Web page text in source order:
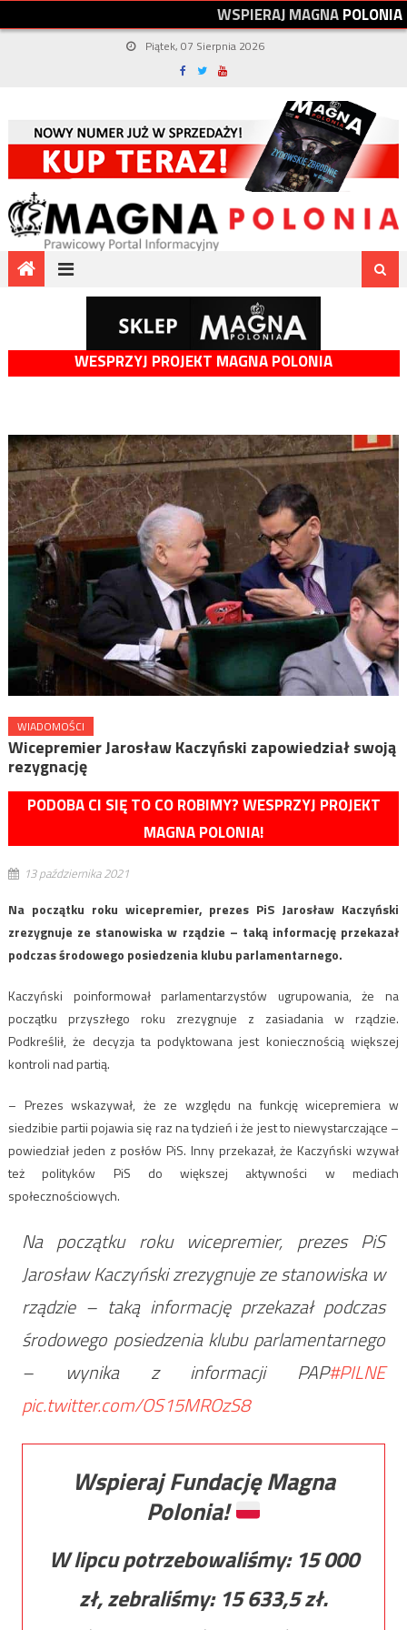
WSPIERAJMAGNAPOLONIA
Piątek, 07 Sierpnia 2026
WESPRZYJ PROJEKT MAGNA POLONIA
WIADOMOŚCI
Wicepremier Jarosław Kaczyński zapowiedział swoją
rezygnację
PODOBA CI SIĘ TO CO ROBIMY? WESPRZYJ PROJEKT
MAGNA POLONIA!
13 października 2021
Na początku roku wicepremier, prezes PiS Jarosław Kaczyński
zrezygnuje ze stanowiska w rządzie – taką informację przekazał
podczas środowego posiedzenia klubu parlamentarnego.
Kaczyński poinformował parlamentarzystów ugrupowania, że na
początku przyszłego roku zrezygnuje z zasiadania w rządzie.
Podkreślił, że decyzja ta podyktowana jest koniecznością większej
kontroli nad partią.
– Prezes wskazywał, że ze względu na funkcję wicepremiera w
siedzibie partii pojawia się raz na tydzień i że jest to niewystarczające –
powiedział jeden z posłów PiS. Inny przekazał, że Kaczyński wzywał
też polityków PiS do większej aktywności w mediach
społecznościowych.
Na początku roku wicepremier, prezes PiS
Jarosław Kaczyński zrezygnuje ze stanowiska w
rządzie – taką informację przekazał podczas
środowego posiedzenia klubu parlamentarnego
– wynika z informacji PAP#PILNE
pic.twitter.com/OS15MROzS8
Wspieraj Fundację Magna
Polonia!
W lipcu potrzebowaliśmy: 15 000
zł, zebraliśmy: 15 633,5zł.